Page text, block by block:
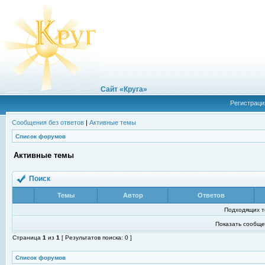
Сайт «Круга»
Сообщения без ответов | Активные темы
Список форумов
Активные темы
Поиск
Темы Автор Ответов
Подходящих
Показать
Страница 1 из 1 [ Результатов поиска: 0 ]
Список форумов